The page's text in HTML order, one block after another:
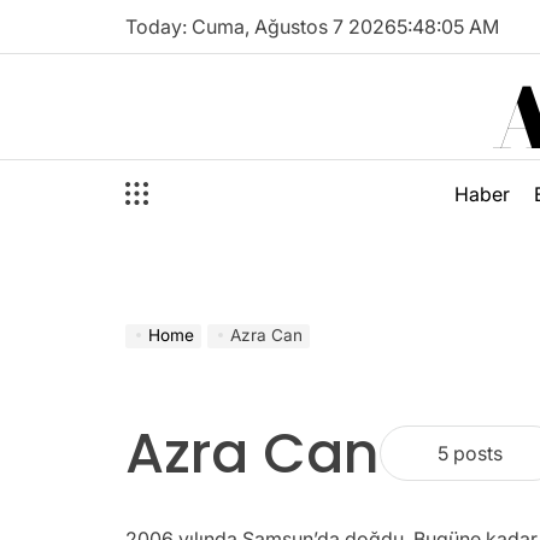
Today: Cuma, Ağustos 7 20265:48:05 AM
Haber
Home Azra Can
Azra Can 5 posts